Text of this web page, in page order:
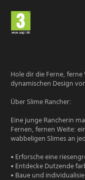
Hole dir die Ferne,
dynamischen Design
Über Slime Rancher:
Eine junge Rancherin
Fernen, fernen Weite:
wabbeligen Slimes an
• Erforsche eine
• Entdecke Dutzende
• Baue und